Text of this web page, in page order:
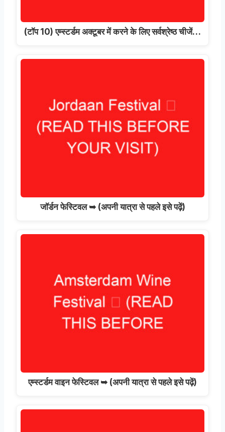
(टॉप 10) एम्स्टर्डम अक्टूबर में करने के लिए सर्वश्रेष्ठ चीजें…
जॉर्डन फेस्टिवल ➥ (अपनी यात्रा से पहले इसे पढ़ें)
एम्स्टर्डम वाइन फेस्टिवल ➥ (अपनी यात्रा से पहले इसे पढ़ें)